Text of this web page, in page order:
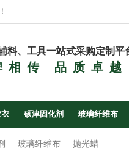
料、工具一站式采购定制平
相传 品质卓越
硕津固化剂 玻璃纤维布
玻璃纤维布 抛光蜡